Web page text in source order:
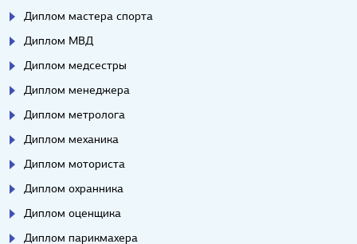
Диплом мастера спорта
Диплом МВД
Диплом медсестры
Диплом менеджера
Диплом метролога
Диплом механика
Диплом моториста
Диплом охранника
Диплом оценщика
Диплом парикмахера